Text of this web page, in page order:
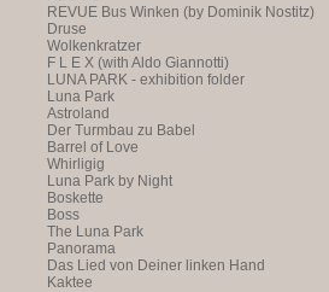
REVUE Bus Winken (by Dominik Nostitz)
Druse
Wolkenkratzer
F L E X (with Aldo Giannotti)
LUNA PARK - exhibition folder
Luna Park
Astroland
Der Turmbau zu Babel
Barrel of Love
Whirligig
Luna Park by Night
Boskette
Boss
The Luna Park
Panorama
Das Lied von Deiner linken Hand
Kaktee